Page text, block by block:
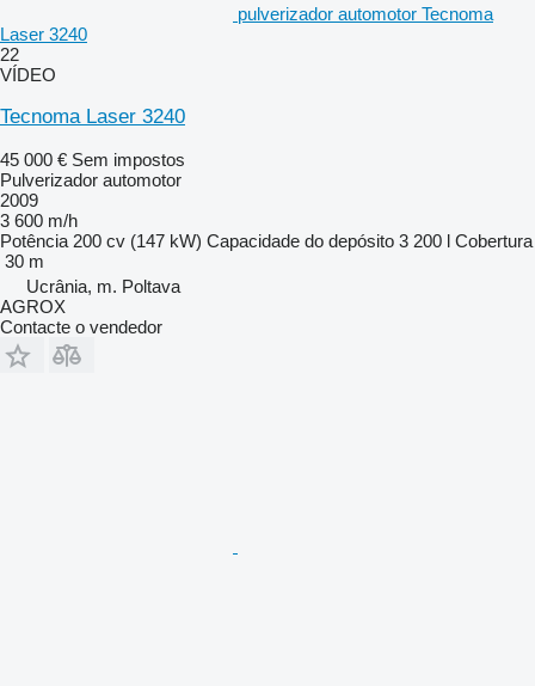
pulverizador automotor Tecnoma
Laser 3240
22
VÍDEO
Tecnoma Laser 3240
45 000 € Sem impostos
Pulverizador automotor
2009
3 600 m/h
Potência 200 cv (147 kW) Capacidade do depósito 3 200 l Cobertura
30 m
Ucrânia, m. Poltava
AGROX
Contacte o vendedor